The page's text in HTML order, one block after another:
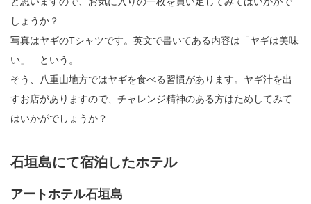
しょうか？
写真はヤギのTシャツです。英文で書いてある内容は「ヤギは美味
い」…という。
そう、八重山地方ではヤギを食べる習慣があります。ヤギ汁を出
すお店がありますので、チャレンジ精神のある方はためしてみて
はいかがでしょうか？
石垣島にて宿泊したホテル
アートホテル石垣島